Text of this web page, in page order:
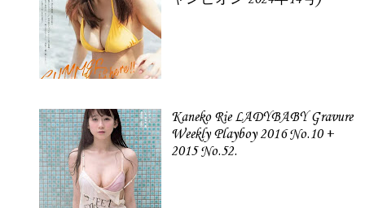
Kaneko Rie LADYBABY Gravure
Weekly Playboy 2016 No.10 +
2015 No.52.